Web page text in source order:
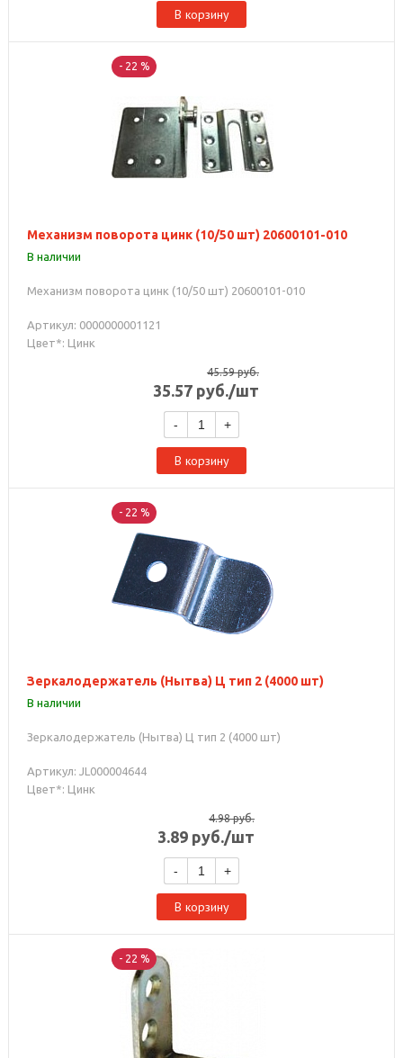
В корзину
- 22 %
Механизм поворота цинк (10/50 шт) 20600101-010
В наличии
Механизм поворота цинк (10/50 шт) 20600101-010
Артикул: 0000000001121
Цвет*: Цинк
45.59руб.
35.57 руб./шт
- +
В корзину
- 22 %
Зеркалодержатель (Нытва) Ц тип 2 (4000 шт)
В наличии
Зеркалодержатель (Нытва) Ц тип 2 (4000 шт)
Артикул: JL000004644
Цвет*: Цинк
4.98руб.
3.89 руб./шт
- +
В корзину
- 22 %